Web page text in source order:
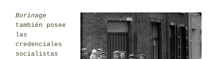
Borinage
también posee
las
credenciales
socialistas